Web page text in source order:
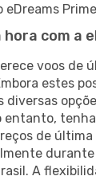
com a
voos de
estes
diversas
entanto,
de última
A